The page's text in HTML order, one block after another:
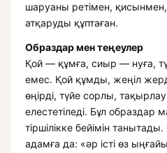
шаруаны ретімен,
атқаруды құптаған.
Образдар мен теңеулер
Қой — құмға, сиыр — нуға,
емес. Қой құмды, жеңіл
өңірді, түйе сорлы,
елестетіледі. Бұл образдар
тіршілікке бейімін
адамға да: «әр істі өз